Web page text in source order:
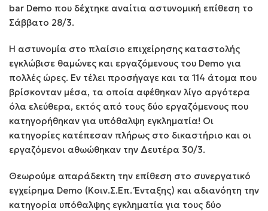
bar Demo που δέχτηκε αναίτια αστυνομική επίθεση το
Σάββατο 28/3.
Η αστυνομία στο πλαίσιο επιχείρησης καταστολής
εγκλώβισε θαμώνες και εργαζόμενους του Demo για
πολλές ώρες. Εν τέλει προσήγαγε και τα 114 άτομα που
βρίσκονταν μέσα, τα οποία αφέθηκαν λίγο αργότερα
όλα ελεύθερα, εκτός από τους δύο εργαζόμενους που
κατηγορήθηκαν για υπόθαλψη εγκληματία! Οι
κατηγορίες κατέπεσαν πλήρως στο δικαστήριο και οι
εργαζόμενοι αθωώθηκαν την Δευτέρα 30/3.
Θεωρούμε απαράδεκτη την επίθεση στο συνεργατικό
εγχείρημα Demo (Κοιν.Σ.Επ. Ένταξης) και αδιανόητη την
κατηγορία υπόθαλψης εγκληματία για τους δύο